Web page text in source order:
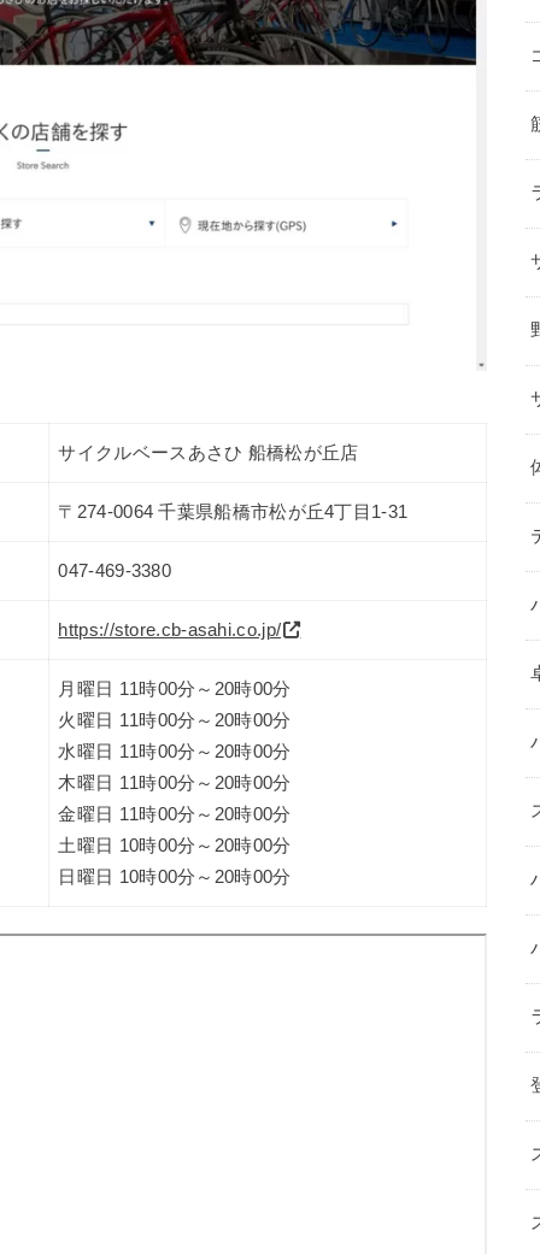
サイクルベースあさひ 船橋松が丘店
〒274-0064 千葉県船橋市松が丘4丁目1-31
047-469-3380
https://store.cb-asahi.co.jp/
月曜日 11時00分～20時00分
火曜日 11時00分～20時00分
水曜日 11時00分～20時00分
木曜日 11時00分～20時00分
金曜日 11時00分～20時00分
土曜日 10時00分～20時00分
日曜日 10時00分～20時00分